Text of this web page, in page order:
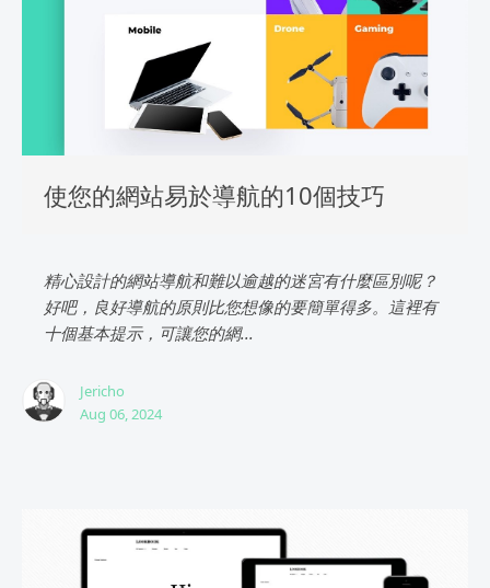
使您的網站易於導航的10個技巧
精心設計的網站導航和難以逾越的迷宮有什麼區別呢？
好吧，良好導航的原則比您想像的要簡單得多。這裡有
十個基本提示，可讓您的網...
Jericho
Aug 06, 2024